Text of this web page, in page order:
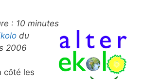
: 10 minutes
du
2006
côté les